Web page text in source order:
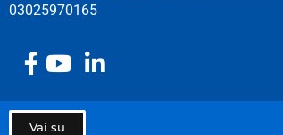
03025970165
Vai su